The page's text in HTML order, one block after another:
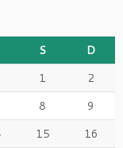
S
D
1
2
8
9
15
16